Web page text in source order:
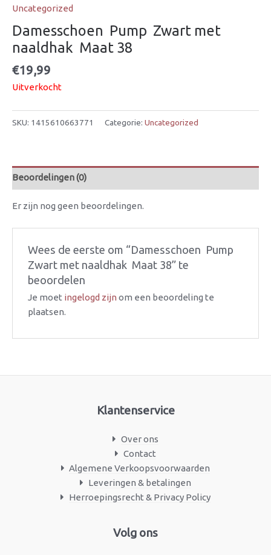
Uncategorized
Damesschoen  Pump  Zwart met
naaldhak  Maat 38
€19,99
Uitverkocht
SKU: 1415610663771 Categorie: Uncategorized
Beoordelingen (0)
Er zijn nog geen beoordelingen.
Wees de eerste om “Damesschoen  Pump 
Zwart met naaldhak  Maat 38” te
beoordelen
Je moet ingelogd zijn om een beoordeling te
plaatsen.
Klantenservice
Over ons
Contact
Algemene Verkoopsvoorwaarden
Leveringen & betalingen
Herroepingsrecht & Privacy Policy
Volg ons
Facebook